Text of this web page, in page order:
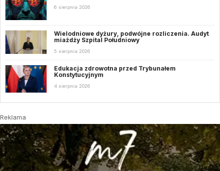
6 sierpnia 2026
Wielodniowe dyżury, podwójne rozliczenia. Audyt
miażdży Szpital Południowy
5 sierpnia 2026
Edukacja zdrowotna przed Trybunałem
Konstytucyjnym
4 sierpnia 2026
Reklama